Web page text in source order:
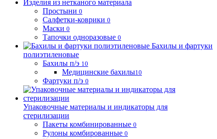
Изделия из нетканого материала
Простыни 0
Салфетки-коврики 0
Маски 0
Тапочки одноразовые 0
Бахилы и фартуки
полиэтиленовые
Бахилы п/э 10
Медицинские бахилы10
Фартуки п/э 0
Упаковочные материалы и индикаторы для
стерилизации
Пакеты комбинированные 0
Рулоны комбированные 0